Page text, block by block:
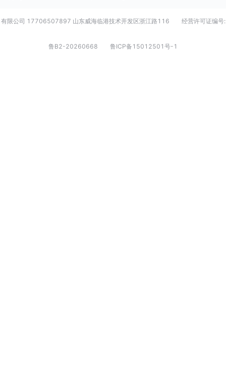
有限公司 17706507897 山东威海临港技术开发区浙江路116 经营许可证编号:
鲁B2-20260668 鲁ICP备15012501号-1